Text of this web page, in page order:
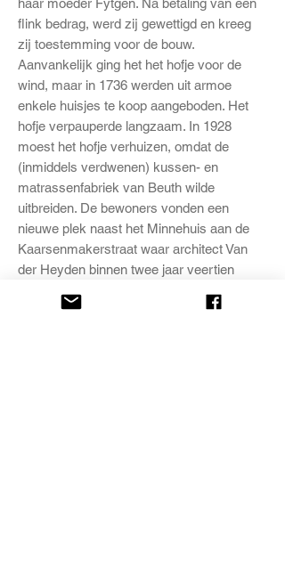
haar moeder Fytgen. Na betaling van een
flink bedrag, werd zij gewettigd en kreeg
zij toestemming voor de bouw.
Aanvankelijk ging het het hofje voor de
wind, maar in 1736 werden uit armoe
enkele huisjes te koop aangeboden. Het
hofje verpauperde langzaam. In 1928
moest het hofje verhuizen, omdat de
(inmiddels verdwenen) kussen- en
matrassenfabriek van Beuth wilde
uitbreiden. De bewoners vonden een
nieuwe plek naast het Minnehuis aan de
Kaarsenmakerstraat waar architect Van
der Heyden binnen twee jaar veertien
Jacobsdochtershof werd in 1994 grondig